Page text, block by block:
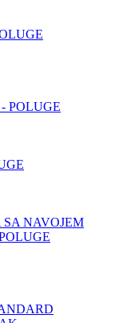
POLUGE
NAVOJEM